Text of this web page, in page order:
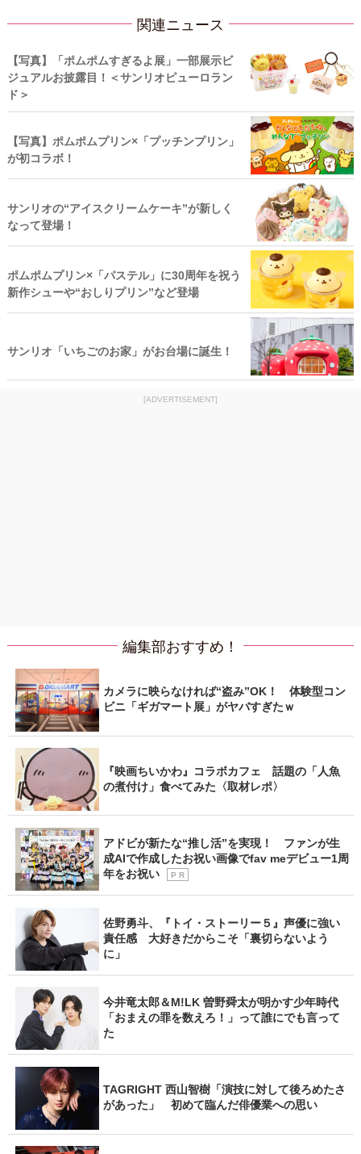
関連ニュース
【写真】「ポムポムすぎるよ展」一部展示ビ
ジュアルお披露目！＜サンリオピューロラン
ド＞
【写真】ポムポムプリン×「プッチンプリン」
が初コラボ！
サンリオの“アイスクリームケーキ”が新しく
なって登場！
ポムポムプリン×「パステル」に30周年を祝う
新作シューや“おしりプリン”など登場
サンリオ「いちごのお家」がお台場に誕生！
[ADVERTISEMENT]
編集部おすすめ！
カメラに映らなければ“盗み”OK！ 体験型コン
ビニ「ギガマート展」がヤバすぎたｗ
『映画ちいかわ』コラボカフェ 話題の「人魚
の煮付け」食べてみた〈取材レポ〉
アドビが新たな“推し活”を実現！ ファンが生
成AIで作成したお祝い画像でfav meデビュー1周
年をお祝い
P R
佐野勇斗、『トイ・ストーリー５』声優に強い
責任感 大好きだからこそ「裏切らないよう
に」
今井竜太郎＆M!LK 曽野舜太が明かす少年時代
「おまえの罪を数えろ！」って誰にでも言って
た
TAGRIGHT 西山智樹「演技に対して後ろめたさ
があった」 初めて臨んだ俳優業への思い